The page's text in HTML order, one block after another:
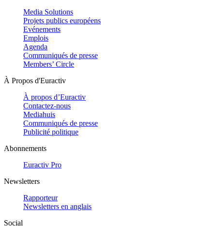
Media Solutions
Projets publics européens
Evénements
Emplois
Agenda
Communiqués de presse
Members’ Circle
À Propos d'Euractiv
À propos d’Euractiv
Contactez-nous
Mediahuis
Communiqués de presse
Publicité politique
Abonnements
Euractiv Pro
Newsletters
Rapporteur
Newsletters en anglais
Social